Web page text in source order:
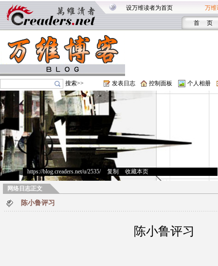
设万维读者为首页 万维
首 页
搜索>> 发表日志 控制面板 个人相册
https://blog.creaders.net/u/2535/> 复制 收藏本页
网络日志正文
陈小鲁评习
陈小鲁评习